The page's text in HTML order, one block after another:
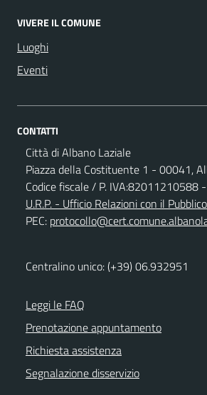
VIVERE IL COMUNE
Luoghi
Eventi
CONTATTI
Città di Albano Laziale
Piazza della Costituente 1 - 00041,
Codice fiscale / P.
U.R.P. - Ufficio Relazioni con il Pubblico
PEC:
Centralino unico: (+39) 06.932951
Leggi le FAQ
Prenotazione appuntamento
Richiesta assistenza
Segnalazione disservizio